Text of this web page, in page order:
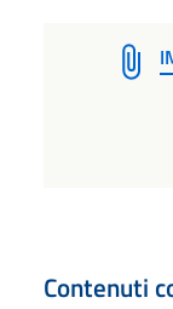
Contenuti